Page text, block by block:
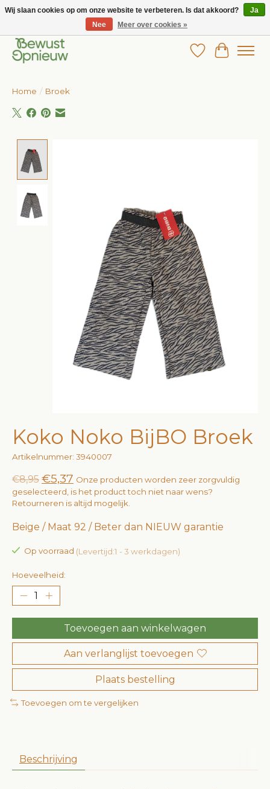
Wij bieden het grootste aanbod in betaalbare kinderkleding!
Verlanglijst
Home / Broek
Koko Noko BijBO Broek
Artikelnummer: 3940007
€8,95 €5,37 Onze producten worden zeer zorgvuldig
geselecteerd, is het product toch niet naar wens?
Retourneren is altijd mogelijk.
Beige / Maat 92 / Beter dan NIEUW garantie
Op voorraad (Levertijd:1 - 3 werkdagen)
Hoeveelheid:
Toevoegen aan winkelwagen
Aan verlanglijst toevoegen
Plaats bestelling
Toevoegen om te vergelijken
Beschrijving
Wij slaan cookies op om onze website te verbeteren. Is dat akkoord?
Ja
Nee
Meer over cookies »